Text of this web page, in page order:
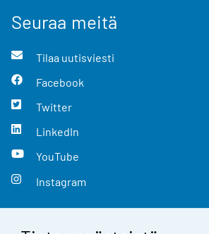
Seuraa meitä
Tilaa uutisviesti
Facebook
Twitter
LinkedIn
YouTube
Instagram